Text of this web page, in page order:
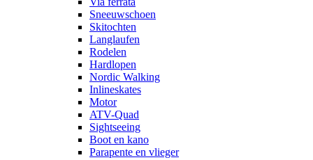
Sneeuwschoen
Skitochten
Langlaufen
Rodelen
Hardlopen
Nordic Walking
Inlineskates
Motor
ATV-Quad
Sightseeing
Boot en kano
Parapente en vlieger